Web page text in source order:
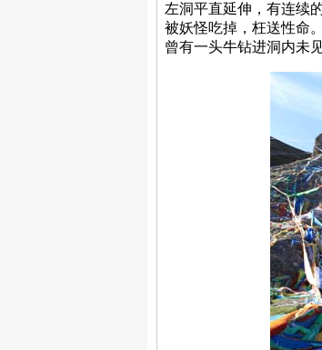
左洞平直延伸，有连续
被妖怪吃掉，枉送性命
曾有一头牛钻进洞内未